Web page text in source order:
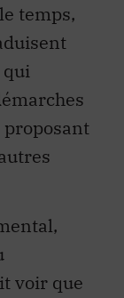
temps,
qui
voir que